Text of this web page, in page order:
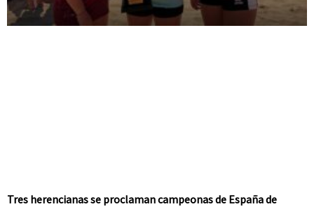
Tres herencianas se proclaman campeonas de España de